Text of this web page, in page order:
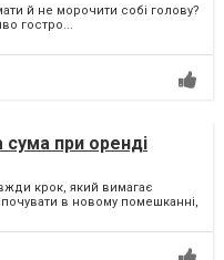
й не морочити собі голову?
гостро...
сума при оренді
крок, який вимагає
в новому помешканні,